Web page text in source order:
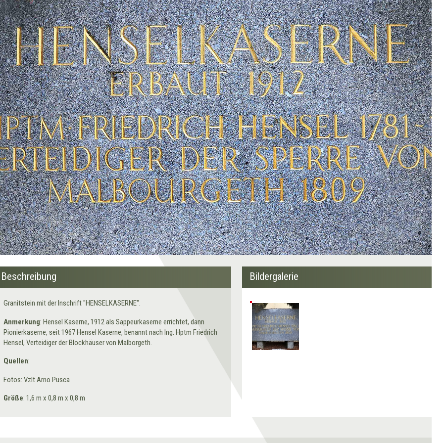
Beschreibung
Granitstein mit der Inschrift "HENSELKASERNE".
Anmerkung: Hensel Kaserne, 1912 als Sappeurkaserne errichtet, dann
Pionierkaserne, seit 1967 Hensel Kaserne, benannt nach Ing. Hptm Friedrich
Hensel, Verteidiger der Blockhäuser von Malborgeth.
Quellen:
Fotos: Vzlt Arno Pusca
Größe: 1,6 m x 0,8 m x 0,8 m
Bildergalerie